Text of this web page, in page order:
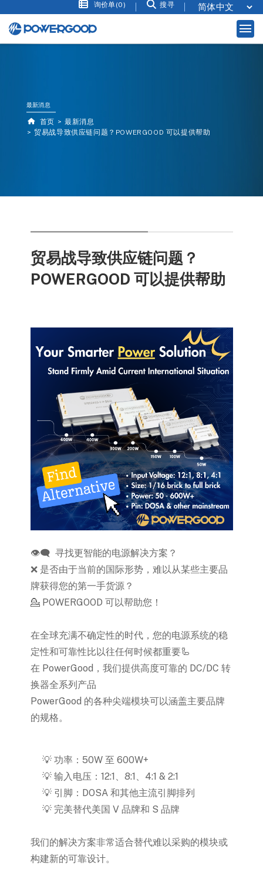
询价单(0) 搜寻
最新消息
首页
最新消息
贸易战导致供应链问题？POWERGOOD 可以提供帮助
贸易战导致供应链问题？
POWERGOOD 可以提供帮助
👁️‍🗨️ ️ 寻找更智能的电源解决方案？
❌ 是否由于当前的国际形势，难以从某些主要品
牌获得您的第一手货源？
💁POWERGOOD 可以帮助您！
在全球充满不确定性的时代，您的电源系统的稳
定性和可靠性比以往任何时候都重要🦾
在 PowerGood，我们提供高度可靠的 DC/DC 转
换器全系列产品
PowerGood 的各种尖端模块可以涵盖主要品牌
的规格。
💡功率：50W 至 600W+
💡输入电压：12:1、8:1、4:1 & 2:1
💡引脚：DOSA 和其他主流引脚排列
💡完美替代美国 V 品牌和 S 品牌
我们的解决方案非常适合替代难以采购的模块或
构建新的可靠设计。